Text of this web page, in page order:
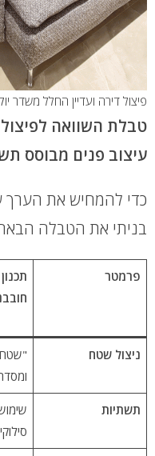
פיצול דירה ועדיין החלל משדר
טבלת השוואה לפיצול
עיצוב פנים מבוסס
כדי להמחיש את הערך
בניתי את הטבלה
פרמטר
ניצול שטח
תשתיות